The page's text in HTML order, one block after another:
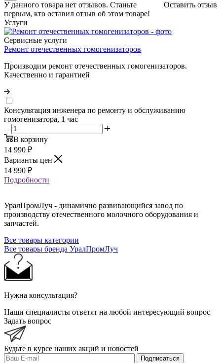
Оставить отзыв
У данного товара нет отзывов. Станьте
первым, кто оставил отзыв об этом товаре!
Услуги
Сервисные услуги
Ремонт отечественных гомогенизаторов
Производим ремонт отечественных гомогенизаторов.
Качественно и гарантией
Консультация инженера по ремонту и обслуживанию
гомогенизатора, 1 час
В корзину
14 990 ₽
Варианты цен
14 990 ₽
Подробности
УралПромЛуч - динамично развивающийся завод по
производству отечественного молочного оборудования и
запчастей.
Все товары категории
Все товары бренда УралПромЛуч
Нужна консультация?
Наши специалисты ответят на любой интересующий вопрос
Задать вопрос
Будьте в курсе наших акций и новостей
Подписаться